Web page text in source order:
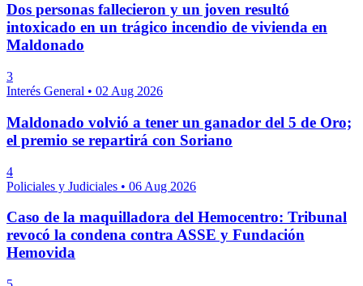
Dos personas fallecieron y un joven resultó
intoxicado en un trágico incendio de vivienda en
Maldonado
3
Interés General • 02 Aug 2026
Maldonado volvió a tener un ganador del 5 de Oro;
el premio se repartirá con Soriano
4
Policiales y Judiciales • 06 Aug 2026
Caso de la maquilladora del Hemocentro: Tribunal
revocó la condena contra ASSE y Fundación
Hemovida